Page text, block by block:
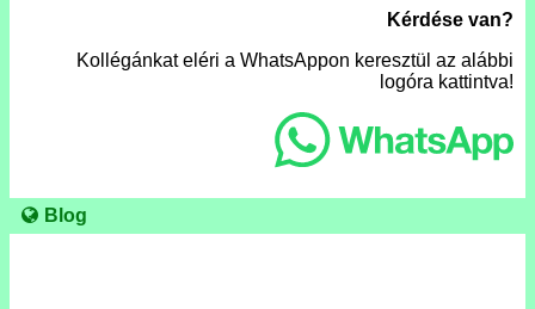
Kérdése van?
Kollégánkat eléri a WhatsAppon keresztül az alábbi
logóra kattintva!
Blog